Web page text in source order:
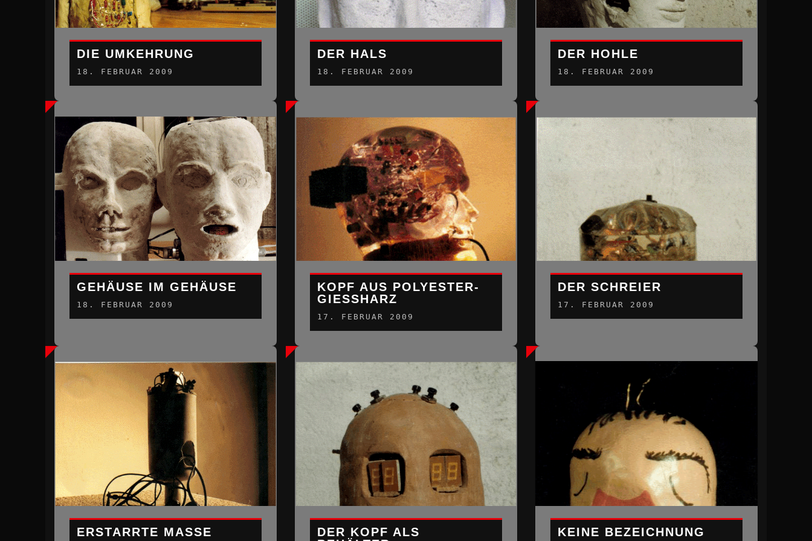
DIE UMKEHRUNG
18. FEBRUAR 2009
DER HALS
18. FEBRUAR 2009
DER HOHLE
18. FEBRUAR 2009
GEHÄUSE IM GEHÄUSE
18. FEBRUAR 2009
KOPF AUS POLYESTER-
GIESSHARZ
17. FEBRUAR 2009
DER SCHREIER
17. FEBRUAR 2009
ERSTARRTE MASSE
DER KOPF ALS
KEINE BEZEICHNUNG